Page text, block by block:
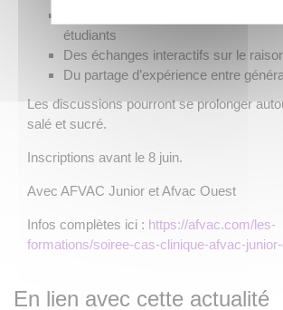
étudiants
Des échanges interactifs sur le
Du partage d’expérience entre
Les discussions pourront se prolonger
salé et sucré.
Inscriptions avant le 8 juin.
Avec AFVAC Junior et Afvac Ouest
Infos complètes ici : https://afvac.com/les-
formations/soiree-cas-clinique-afvac-
En lien avec cette actualité